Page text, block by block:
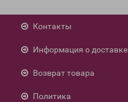
Контакты
Информация о доставке
Возврат товара
Политика